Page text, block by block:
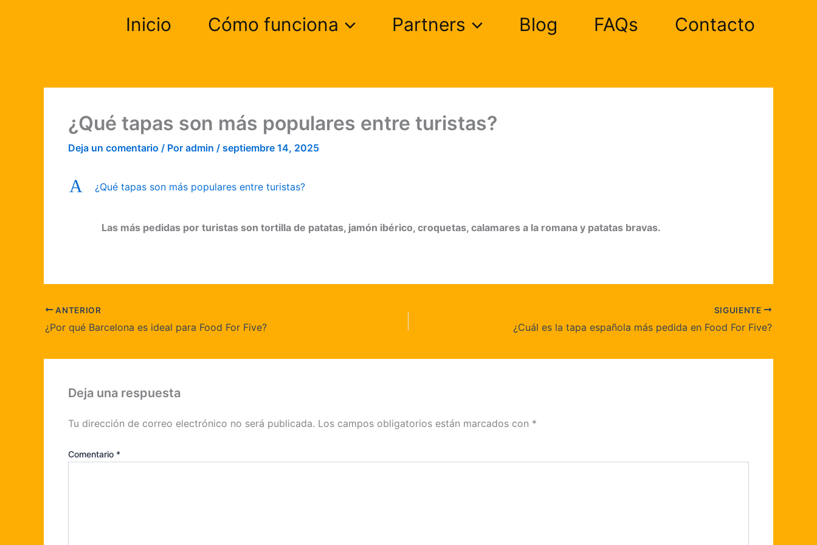
Inicio Cómo funciona Partners Blog FAQs Contacto
¿Qué tapas son más populares entre turistas?
Deja un comentario / Por admin / septiembre 14, 2025
A ¿Qué tapas son más populares entre turistas?
Las más pedidas por turistas son tortilla de patatas, jamón ibérico, croquetas, calamares a la romana y patatas bravas.
ANTERIOR
¿Por qué Barcelona es ideal para Food For Five?
SIGUIENTE
¿Cuál es la tapa española más pedida en Food For Five?
Deja una respuesta
Tu dirección de correo electrónico no será publicada. Los campos obligatorios están marcados con *
Comentario *